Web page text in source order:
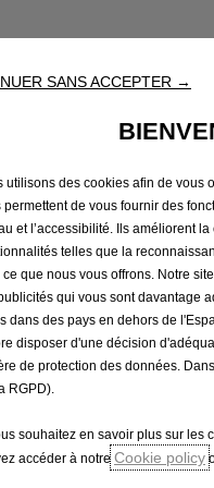
Merci de
détails d'équipement ou couleurs
pour plus informations
d'émission
règlement (UE) n° 2017/1151 selon la
la comparabilité avec d'autres
et aux émissions ne se
entre
SANS ACCEPTER →
utilisons des cookies afin de vous
permettent de vous fournir des
et l’accessibilité. Ils améliorent
telles que la
que nous vous offrons. Notre
qui vous sont davantage
dans des pays en dehors de
disposer d'une décision
de protection des données.
RGPD).
souhaitez en savoir plus sur les
accéder à notre Cookie policy